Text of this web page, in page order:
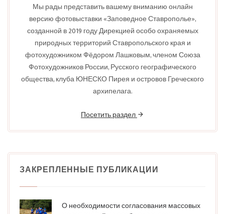
Мы рады представить вашему вниманию онлайн
версию фотовыставки «Заповедное Ставрополье»,
созданной в 2019 году Дирекцией особо охраняемых
природных территорий Ставропольского края и
фотохудожником Фёдором Лашковым, членом Союза
Фотохудожников России, Русского географического
общества, клуба ЮНЕСКО Пирея и островов Греческого
архипелага.
Посетить раздел
ЗАКРЕПЛЕННЫЕ ПУБЛИКАЦИИ
О необходимости согласования массовых